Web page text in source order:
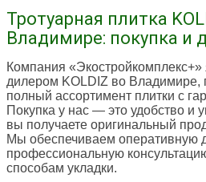
Тротуарная плитка
Владимире: покупка и
Компания
дилером KOLDIZ во Владимире,
полный ассортимент плитки с
Покупка у нас — это удобство и
вы получаете оригинальный
Мы обеспечиваем оперативную
профессиональную
способам укладки.